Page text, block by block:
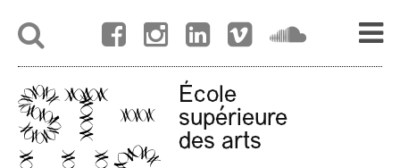
École
supérieure
des arts